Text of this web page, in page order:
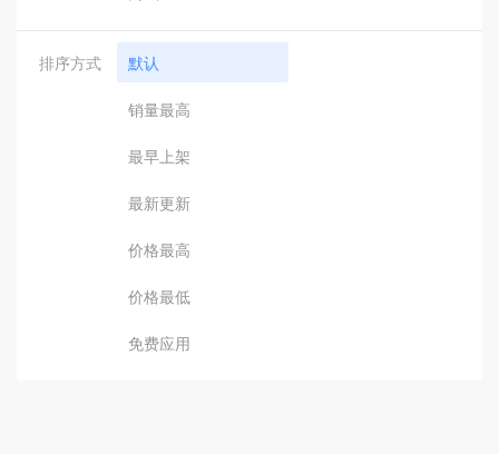
排序方式 默认
销量最高
最早上架
最新更新
价格最高
价格最低
免费应用